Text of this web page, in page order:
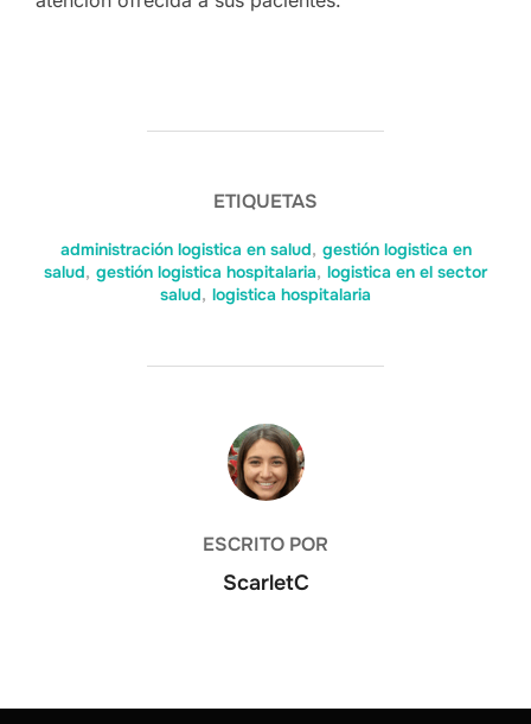
ETIQUETAS
administración logistica en salud, gestión logistica en
salud, gestión logistica hospitalaria, logistica en el sector
salud, logistica hospitalaria
AUTOR DE LA PUBLICACIÓN
ESCRITO POR
ScarletC